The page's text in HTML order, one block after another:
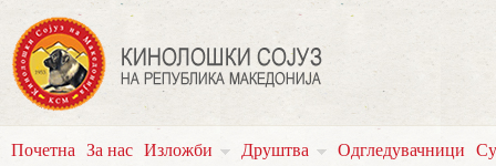
Почетна За нас Изложби Друштва Одгледувачници